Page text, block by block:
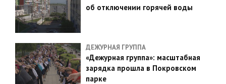
об отключении горячей воды
ДЕЖУРНАЯ ГРУППА
«Дежурная группа»: масштабная
зарядка прошла в Покровском
парке